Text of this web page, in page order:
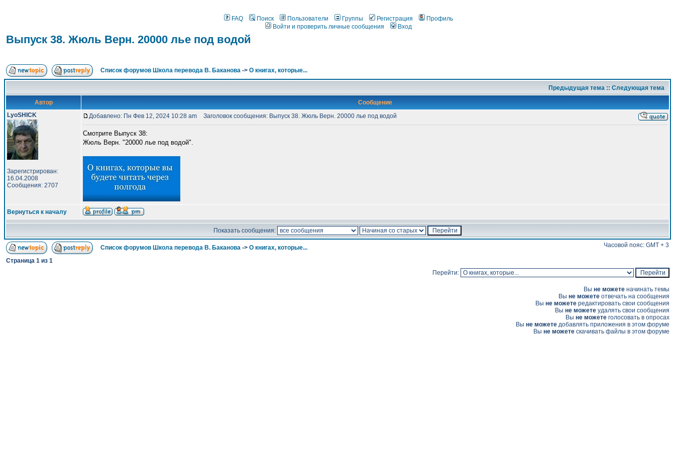
FAQ Поиск Пользователи Группы Регистрация
Профиль
Войти и проверить личные сообщения
Вход
Выпуск 38. Жюль Верн. 20000 лье под водой
Список форумов Школа перевода В. Баканова -> О книгах, которые...
Предыдущая тема :: Следующая тема
Автор
Сообщение
LyoSHICK
Зарегистрирован:
16.04.2008
Сообщения: 2707
Добавлено: Пн Фев 12, 2024 10:28 am Заголовок сообщения: Выпуск 38. Жюль Верн. 20000 лье под водой
Смотрите Выпуск 38:
Жюль Верн. "20000 лье под водой".
Вернуться к началу
Показать сообщения:
Список форумов Школа перевода В. Баканова -> О книгах, которые... Часовой пояс: GMT + 3
Страница 1 из 1
Перейти:
Вы не можете начинать темы
Вы не можете отвечать на сообщения
Вы не можете редактировать свои сообщения
Вы не можете удалять свои сообщения
Вы не можете голосовать в опросах
Вы не можете добавлять приложения в этом форуме
Вы не можете скачивать файлы в этом форуме